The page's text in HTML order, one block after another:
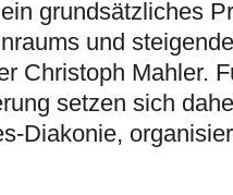
grundsätzliches
und
Christoph Mahler.
setzen sich
Diakonie,